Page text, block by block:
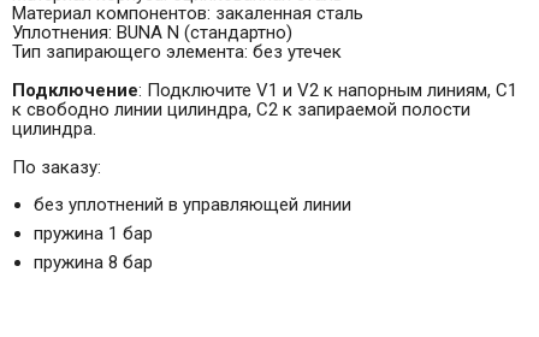
Материал компонентов: закаленная сталь
Уплотнения: BUNA N (стандартно)
Тип запирающего элемента: без утечек
Подключение: Подключите V1 и V2 к напорным линиям, C1
к свободно линии цилиндра, С2 к запираемой полости
цилиндра.
По заказу:
без уплотнений в управляющей линии
пружина 1 бар
пружина 8 бар